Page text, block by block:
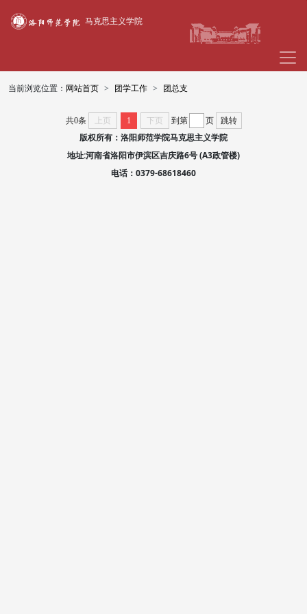
马克思主义学院
当前浏览位置： 网站首页 团学工作 团总支
共0条 上页 1 下页 到第 页 跳转
版权所有：洛阳师范学院马克思主义学院
地址:河南省洛阳市伊滨区吉庆路6号 (A3政管楼)
电话：0379-68618460